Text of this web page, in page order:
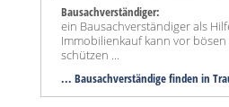
Bausachverständiger:
ein Bausachverständiger als
Immobilienkauf kann vor
schützen ...
... Bausachverständige finden in